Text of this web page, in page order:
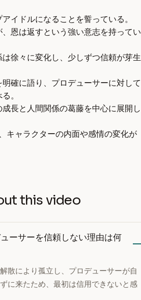
イドルになることを誓っている。
恩は返すという強い意志を持ってい
徐々に変化し、少しずつ信頼が芽生
確に語り、プロデューサーに対して
。
長と人間関係の葛藤を中心に展開し
キャラクターの内面や感情の変化が
this video
ーサーを信頼しない理由は何
散により孤立し、プロデューサーが自
に来たため、最初は信用できないと感